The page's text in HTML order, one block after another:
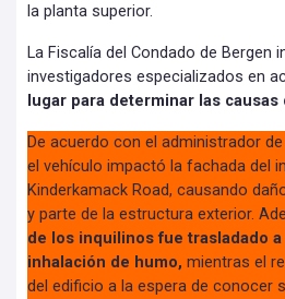
la planta superior.
La Fiscalía del Condado de Bergen
investigadores especializados en
lugar para determinar las
De acuerdo con el administrador
el vehículo impactó la fachada del
Kinderkamack Road, causando
y parte de la estructura exterior.
de los inquilinos fue trasladado
inhalación de humo, mientras el
del edificio a la espera de conocer